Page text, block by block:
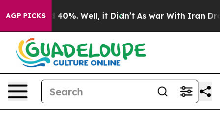
AGP PICKS
Around 40%. Well, it Didn’t As war With Iran